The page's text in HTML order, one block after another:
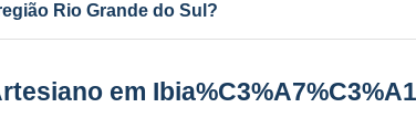
Rio Grande do Sul?
própria em todo o RS e MG.
em Ibia%C3%A7%C3%A1